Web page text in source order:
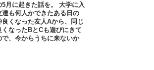
5月に起きた話を。 大学に入
達も何人かできたある日の
良くなった友人Aから、同じ
くなったBとCも遊びにきて
で、今からうちに来ないか